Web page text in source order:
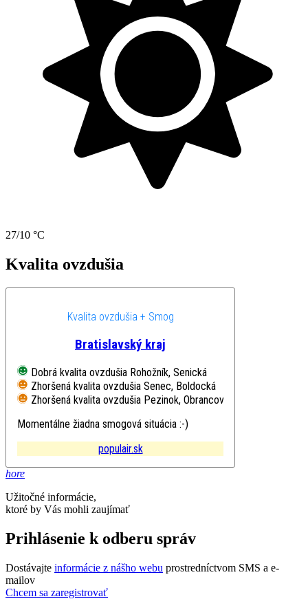
27/10 °C
Kvalita ovzdušia
Kvalita ovzdušia + Smog
Bratislavský kraj
Dobrá kvalita ovzdušia Rohožník, Senická
Zhoršená kvalita ovzdušia Senec, Boldocká
Zhoršená kvalita ovzdušia Pezinok, Obrancov mieru
Momentálne žiadna smogová situácia :-)
populair.sk
hore
Užitočné informácie,
ktoré by Vás mohli zaujímať
Prihlásenie k odberu správ
Dostávajte informácie z nášho webu prostredníctvom SMS a e-
mailov
Chcem sa zaregistrovať